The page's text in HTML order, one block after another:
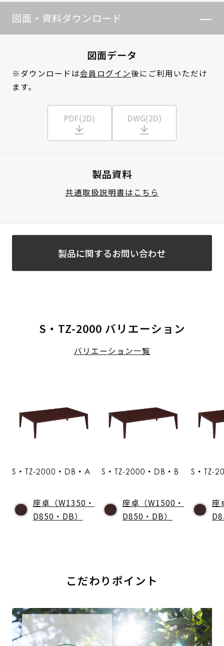
図面・資料ダウンロード
図面データ
※ダウンロードは会員ログイン後にご利用いただけ
ます。
PDF(2D) DWG(2D)
製品資料
共通取扱説明書はこちら
製品に関するお問い合わせ
S・TZ-2000 バリエーション
バリエーション一覧
S・TZ-2000・DB・A
座卓（W1350・
D850・DB）
S・TZ-2000・DB・B
座卓（W1500・
D850・DB）
S・TZ-
座
こだわりポイント